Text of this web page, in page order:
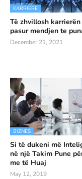
KARRIERE
Të zhvillosh karrierën
pasur mendjen te
December 21, 2021
BIZNES
Si të dukeni më
në një Takim Pune
me të Huaj
May 12, 2019